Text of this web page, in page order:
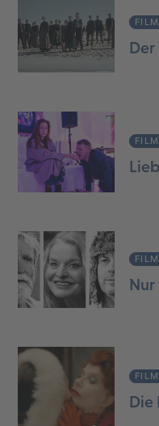
Nur
Die